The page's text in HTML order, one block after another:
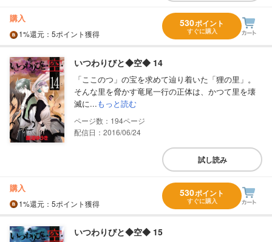
購入
1%還元 ：5ポイント獲得
530ポイント
すぐに購入
いつわりびと◆空◆ 14
「ここのつ」の宝を求めて辿り着いた「狸の里」。
そんな里を脅かす竜尾一行の正体は、かつて里を壊
滅に...もっと読む
194
配信日：2016/06/24
試し読み
購入
1%還元 ：5ポイント獲得
530ポイント
すぐに購入
いつわりびと◆空◆ 15